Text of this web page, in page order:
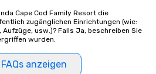
VIP with
arrival.
may receive
personally
Menus can
logo, too,
Cape Cod Family Resort die
zugänglichen Einrichtungen (wie:
usw.)? Falls Ja, beschreiben Sie
wurden.
anzeigen